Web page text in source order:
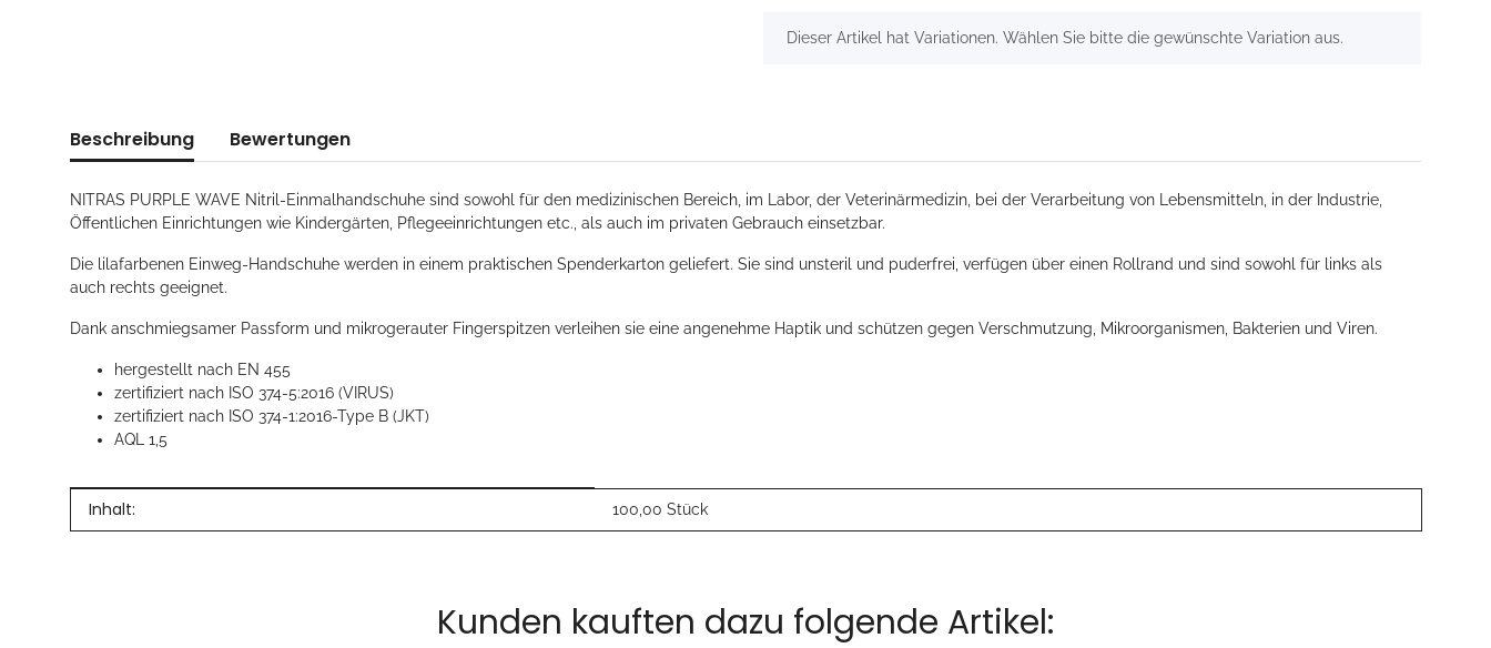
xDieser Artikel hat Variationen. Wählen Sie bitte die gewünschte Variation aus.
Beschreibung Bewertungen
NITRAS PURPLE WAVE Nitril-Einmalhandschuhe sind sowohl für den medizinischen Bereich, im Labor, der Veterinärmedizin, bei der Verarbeitung von Lebensmitteln, in der Industrie,
Öffentlichen Einrichtungen wie Kindergärten, Pflegeeinrichtungen etc., als auch im privaten Gebrauch einsetzbar.
Die lilafarbenen Einweg-Handschuhe werden in einem praktischen Spenderkarton geliefert. Sie sind unsteril und puderfrei, verfügen über einen Rollrand und sind sowohl für links als
auch rechts geeignet.
Dank anschmiegsamer Passform und mikrogerauter Fingerspitzen verleihen sie eine angenehme Haptik und schützen gegen Verschmutzung, Mikroorganismen, Bakterien und Viren.
hergestellt nach EN 455
zertifiziert nach ISO 374-5:2016 (VIRUS)
zertifiziert nach ISO 374-1:2016-Type B (JKT)
AQL 1,5
Produkteigenschaft
Wert
Inhalt: 100,00 Stück
Kunden kauften dazu folgende Artikel: